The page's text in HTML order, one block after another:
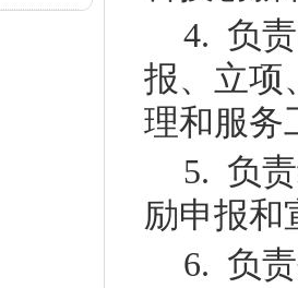
4. 负
报、立项
理和服务
5. 负
励申报和
6. 负